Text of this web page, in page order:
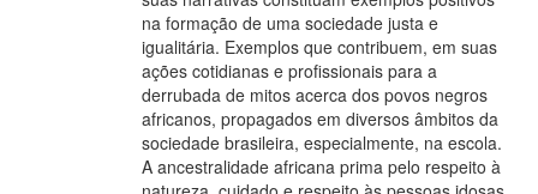
na formação de uma sociedade justa e
igualitária. Exemplos que contribuem, em suas
ações cotidianas e profissionais para a
derrubada de mitos acerca dos povos negros
africanos, propagados em diversos âmbitos da
sociedade brasileira, especialmente, na escola.
A ancestralidade africana prima pelo respeito à